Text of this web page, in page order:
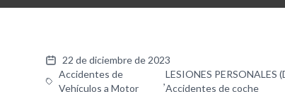
22 de diciembre de 2023
Accidentes de
Vehículos a Motor
,
LESIONES PERSONALES
Accidentes de coche